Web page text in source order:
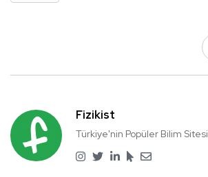
Fizikist
Türkiye'nin Popüler Bilim Sitesi